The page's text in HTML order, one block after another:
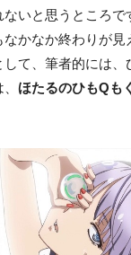
ないと思うところで
なかなか終わりが
して、筆者的には、
ほたるのひもQも